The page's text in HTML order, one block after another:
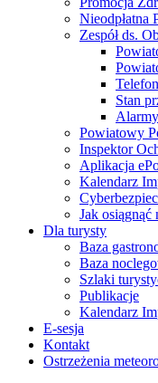
Nieodpłatna
Zespół ds.
Stan
Powiatowy
Inspektor
Aplikacja
Kalendarz
Jak osiągnąć
Dla turysty
Baza
Baza
Szlaki
Publikacje
Kalendarz
E-sesja
Kontakt
Ostrzeżenia